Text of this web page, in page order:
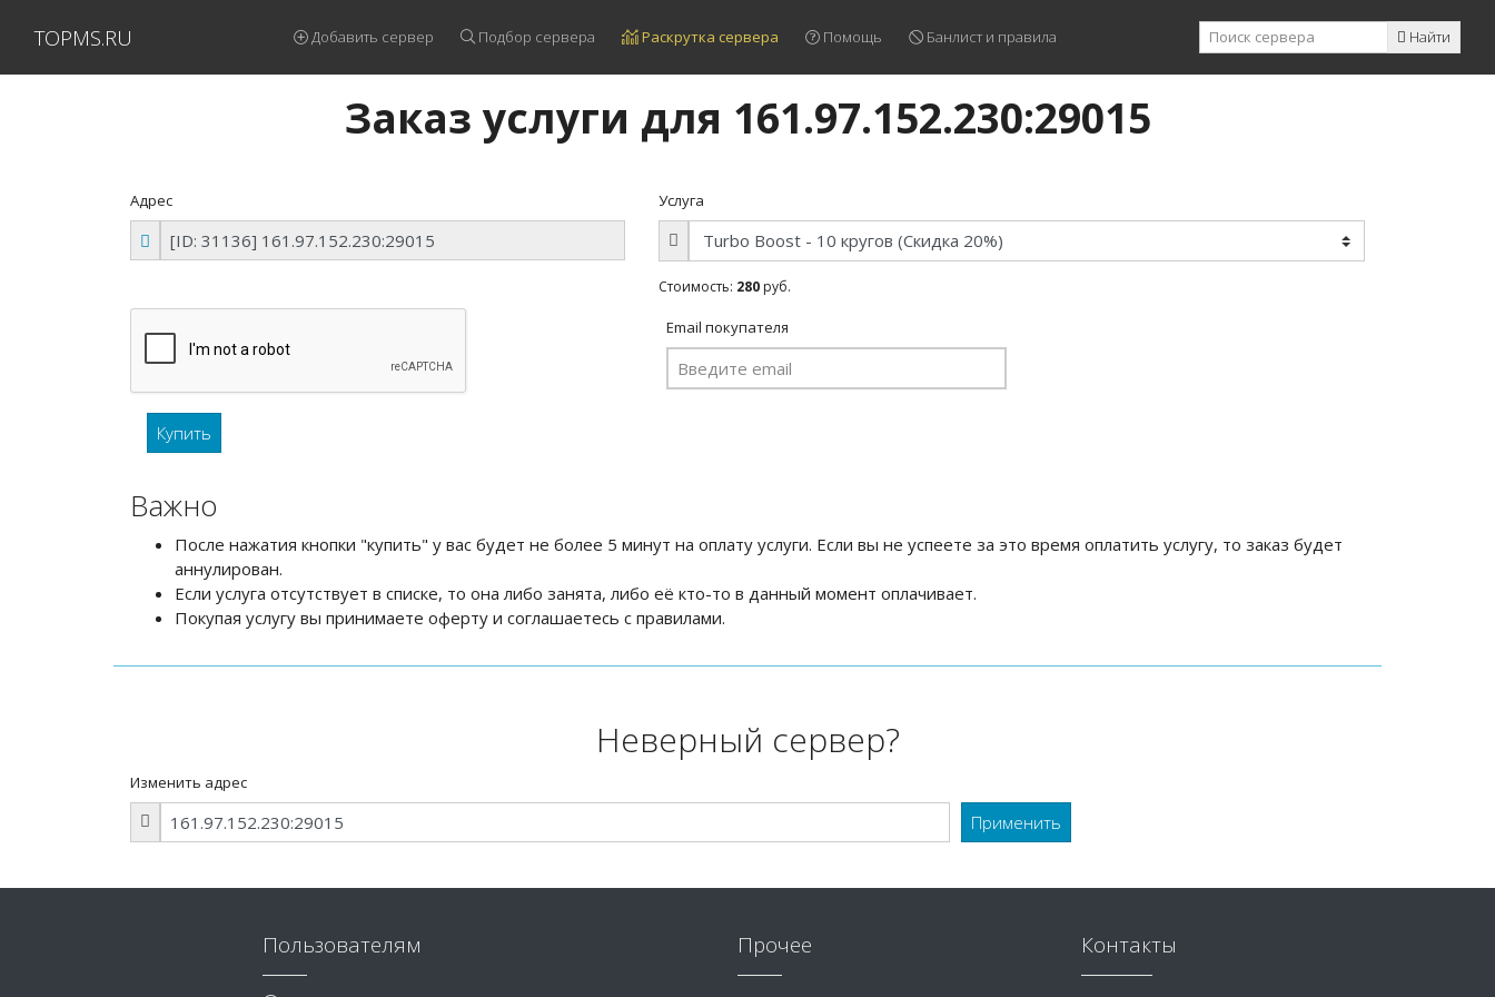
TOPMS.RU Добавить сервер Подбор сервера Раскрутка сервера Помощь Банлист и правила Найти
Заказ услуги для 161.97.152.230:29015
Адрес Услуга
Стоимость: 280 руб.
Email покупателя
Важно
После нажатия кнопки "купить" у вас будет не более 5 минут на оплату услуги. Если вы не успеете за это время оплатить услугу, то заказ будет
аннулирован.
Если услуга отсутствует в списке, то она либо занята, либо её кто-то в данный момент оплачивает.
Покупая услугу вы принимаете оферту и соглашаетесь с правилами.
Неверный сервер?
Изменить адрес
Пользователям Прочее Контакты